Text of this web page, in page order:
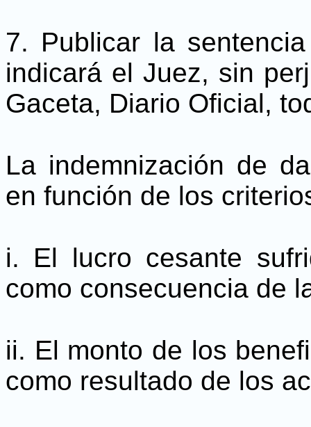
7. Publicar la
indicará el Juez, sin
Gaceta, Diario Oficial,
La indemnización de
en función de los
i. El lucro cesante
como consecuencia de
ii. El monto de los
como resultado de los